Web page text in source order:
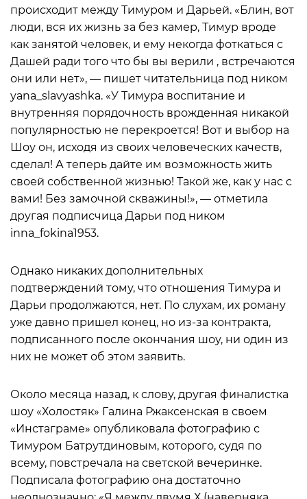
происходит между Тимуром и Дарьей. «Блин, вот
люди, вся их жизнь за без камер, Тимур вроде
как занятой человек, и ему некогда фоткаться с
Дашей ради того что бы вы верили , встречаются
они или нет», — пишет читательница под ником
yana_slavyashka. «У Тимура воспитание и
внутренняя порядочность врожденная никакой
популярностью не перекроется! Вот и выбор на
Шоу он, исходя из своих человеческих качеств,
сделал! А теперь дайте им возможность жить
своей собственной жизнью! Такой же, как у нас с
вами! Без замочной скважины!», — отметила
другая подписчица Дарьи под ником
inna_fokina1953.
Однако никаких дополнительных
подтверждений тому, что отношения Тимура и
Дарьи продолжаются, нет. По слухам, их роману
уже давно пришел конец, но из-за контракта,
подписанного после окончания шоу, ни один из
них не может об этом заявить.
Около месяца назад, к слову, другая финалистка
шоу «Холостяк» Галина Ржаксенская в своем
«Инстаграме» опубликовала фотографию с
Тимуром Батрутдиновым, которого, судя по
всему, повстречала на светской вечеринке.
Подписала фотографию она достаточно